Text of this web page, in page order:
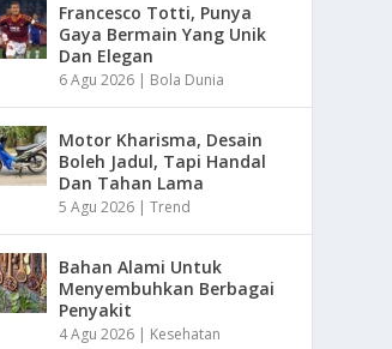
Francesco Totti, Punya
Gaya Bermain Yang Unik
Dan Elegan
6 Agu 2026 | Bola Dunia
Motor Kharisma, Desain
Boleh Jadul, Tapi Handal
Dan Tahan Lama
5 Agu 2026 |Trend
Bahan Alami Untuk
Menyembuhkan Berbagai
Penyakit
4 Agu 2026 | Kesehatan